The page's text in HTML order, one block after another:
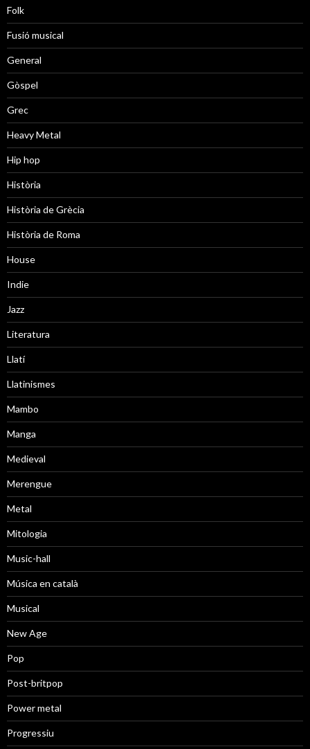
Folk
Fusió musical
General
Gòspel
Grec
Heavy Metal
Hip hop
Història
Història de Grècia
Història de Roma
House
Indie
Jazz
Literatura
Llatí
Llatinismes
Mambo
Manga
Medieval
Merengue
Metal
Mitologia
Music-hall
Música en català
Musical
New Age
Pop
Post-britpop
Power metal
Progressiu